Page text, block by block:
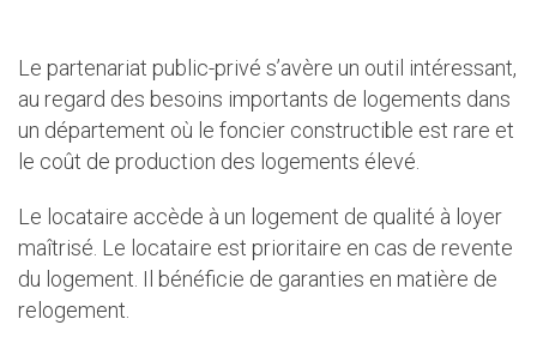
Le partenariat public-privé s’avère un outil intéressant,
au regard des besoins importants de logements dans
un département où le foncier constructible est rare et
le coût de production des logements élevé.
Le locataire accède à un logement de qualité à loyer
maîtrisé. Le locataire est prioritaire en cas de revente
du logement. Il bénéficie de garanties en matière de
relogement.